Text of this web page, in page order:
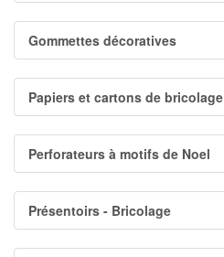
Gommettes décoratives
Papiers et cartons de bricolage
Perforateurs à motifs de Noel
Présentoirs - Bricolage